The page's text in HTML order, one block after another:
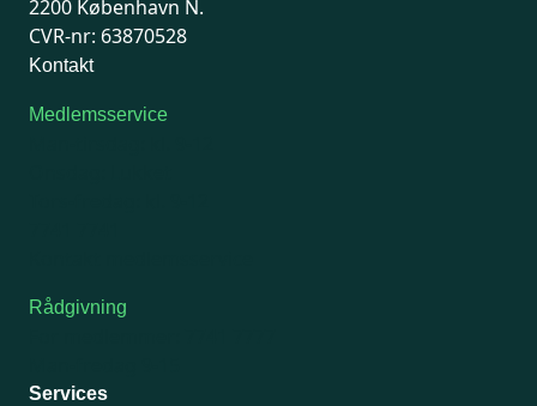
2200 København N.
CVR-nr: 63870528
Kontakt
Medlemsservice
Rådgivning
Services